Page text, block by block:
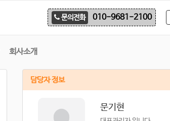
문의전화 010-9681-2100
회사소개
담당자 정보
문기현